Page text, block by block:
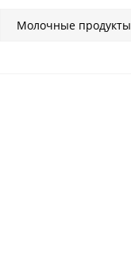
Молочные продукты